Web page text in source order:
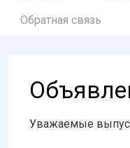
Обратная связь
Уважаемые